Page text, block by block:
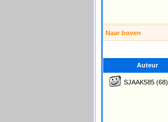
Naar boven
Auteur
SJAAK585 (68)